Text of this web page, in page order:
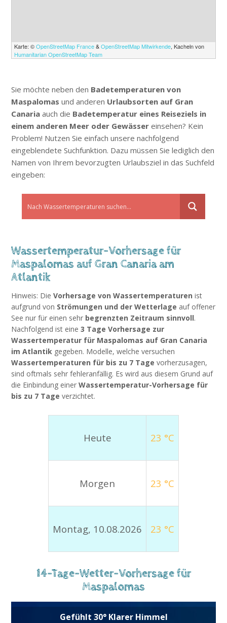
Karte: ©OpenStreetMap France&OpenStreetMap Mitwirkende, Kacheln von
Humanitarian OpenStreetMap Team
Sie möchte neben den Badetemperaturen von
Maspalomas und anderen Urlaubsorten auf Gran
Canaria auch die Badetemperatur eines Reiseziels in
einem anderen Meer oder Gewässer einsehen? Kein
Problem! Nutzen Sie einfach unsere nachfolgend
eingeblendete Suchfunktion. Dazu müssen Sie lediglich den
Namen von Ihrem bevorzugten Urlaubsziel in das Suchfeld
eingeben:
Wassertemperatur-Vorhersage für
Maspalomas auf Gran Canaria am
Atlantik
Hinweis: DieVorhersage von Wassertemperaturen ist
aufgrund von Strömungen und der Wetterlage auf offener
See nur für einen sehr begrenzten Zeitraum sinnvoll.
Nachfolgend ist eine3 Tage Vorhersage zur
Wassertemperatur für Maspalomas auf Gran Canaria
im Atlantik gegeben. Modelle, welche versuchen
Wassertemperaturen für bis zu 7 Tage vorherzusagen,
sind oftmals sehr fehleranfällig. Es wird aus diesem Grund auf
die Einbindung einerWassertemperatur-Vorhersage für
bis zu 7 Tage verzichtet.
Heute 23 °C
Morgen 23 °C
Montag, 10.08.2026 23 °C
14-Tage-Wetter-Vorhersage für
Maspalomas
Gefühlt 30° Klarer Himmel